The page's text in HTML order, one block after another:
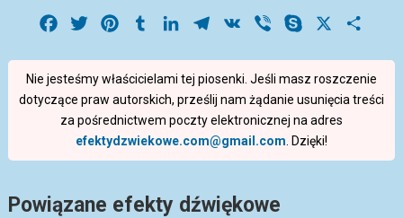
Facebook
Twitter PinterestTumblrLinkedInTelegram
VK Viber Skype
Nie jesteśmy właścicielami tej piosenki. Jeśli masz roszczenie
dotyczące praw autorskich, prześlij nam żądanie usunięcia treści
za pośrednictwem poczty elektronicznej na adres
efektydzwiekowe.com@gmail.com . Dzięki!
Powiązane efekty dźwiękowe